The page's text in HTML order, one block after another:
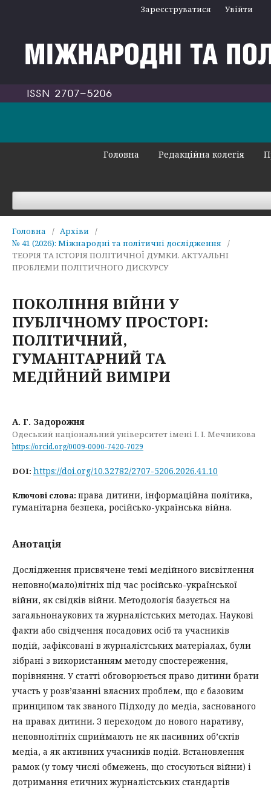
Головна Редакційна колегія
Зареєструватися Увійти
Головна / Архіви
/
№ 41 (2026): Міжнародні та політичні дослідження
/
ТЕОРІЯ ТА ІСТОРІЯ ПОЛІТИЧНОЇ ДУМКИ. АКТУАЛЬНІ
ПРОБЛЕМИ ПОЛІТИЧНОГО ДИСКУРСУ
ПОКОЛІННЯ ВІЙНИ У
ПУБЛІЧНОМУ ПРОСТОРІ:
ПОЛІТИЧНИЙ,
ГУМАНІТАРНИЙ ТА
МЕДІЙНИЙ ВИМІРИ
А. Г. Задорожня
Одеський національний університет імені І. І. Мечникова
https://orcid.org/0009-0000-7420-7029
DOI: https://doi.org/10.32782/2707-5206.2026.41.10
Ключові слова: права дитини, інформаційна політика,
гуманітарна безпека, російсько-українська війна.
Анотація
Дослідження присвячене темі медійного висвітлення
неповно(мало)літніх під час російсько-української
війни, як свідків війни. Методологія базується на
загальнонаукових та журналістських методах. Наукові
факти або свідчення посадових осіб та учасників
подій, зафіксовані в журналістських матеріалах, були
зібрані з використанням методу спостереження,
порівняння. У статті обговорюється право дитини брати
участь у розв’язанні власних проблем, що є базовим
принципом так званого Підходу до медіа, заснованого
на правах дитини. З переходом до нового наративу,
неповнолітніх сприймають не як пасивних об’єктів
медіа, а як активних учасників подій. Встановлення
рамок (у тому числі обмежень, що стосуються війни) і
дотримання етичних журналістських стандартів